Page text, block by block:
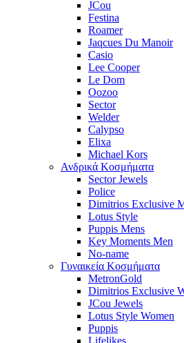
JCou
Festina
Roamer
Jaqcues Du Manoir
Casio
Lee Cooper
Le Dom
Oozoo
Sector
Welder
Calypso
Elixa
Michael Kors
Ανδρικά Κοσμήματα
Sector Jewels
Police
Dimitrios Exclusive
Lotus Style
Puppis Mens
Key Moments Men
No-name
Γυναικεία Κοσμήματα
MetronGold
Dimitrios Exclusive
JCou Jewels
Lotus Style Women
Puppis
Lifelikes